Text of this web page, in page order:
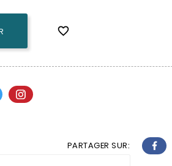

PARTAGER SUR: